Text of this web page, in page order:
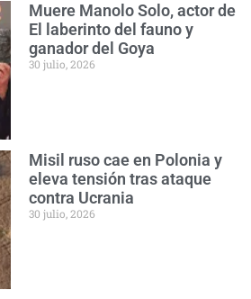
Muere Manolo Solo, actor de
El laberinto del fauno y
ganador del Goya
30 julio, 2026
Misil ruso cae en Polonia y
eleva tensión tras ataque
contra Ucrania
30 julio, 2026